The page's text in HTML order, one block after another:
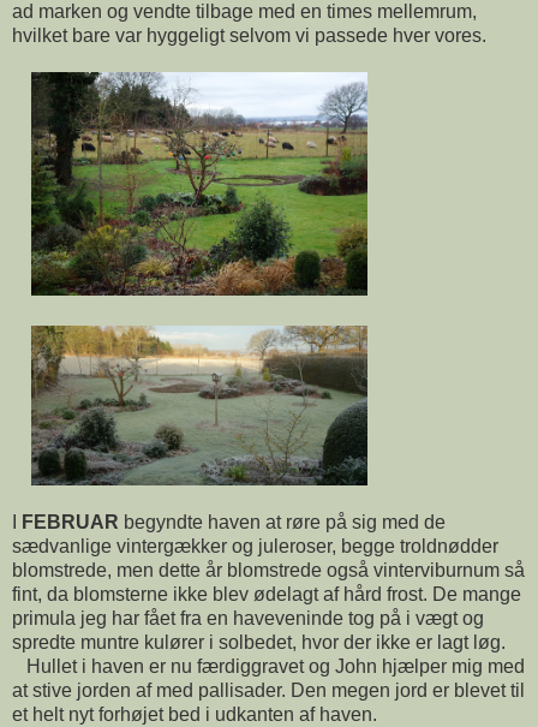
ad marken og vendte tilbage med en times mellemrum,
hvilket bare var hyggeligt selvom vi passede hver vores.
FEBRUAR begyndte haven at røre på sig med de
sædvanlige vintergækker og juleroser, begge troldnødder
blomstrede, men dette år blomstrede også vinterviburnum så
fint, da blomsterne ikke blev ødelagt af hård frost. De mange
primula jeg har fået fra en haveveninde tog på i vægt og
spredte muntre kulører i solbedet, hvor der ikke er lagt løg.
Hullet i haven er nu færdiggravet og John hjælper mig med
at stive jorden af med pallisader. Den megen jord er blevet til
et helt nyt forhøjet bed i udkanten af haven.